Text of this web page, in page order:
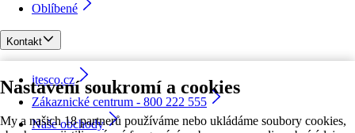
Nastavení soukromí a cookies
My a našich 18 partnerů používáme nebo ukládáme soubory cookies,
Oblíbené
Kontakt
itesco.cz
Zákaznické centrum - 800 222 555
Naše obchody